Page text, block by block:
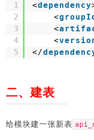
1
2
3
4
5
<dependency
<
<
<
</
二、建表
给模块建一张新表